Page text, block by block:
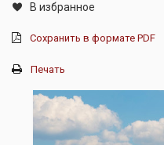
В избранное
Сохранить в формате PDF
Печать